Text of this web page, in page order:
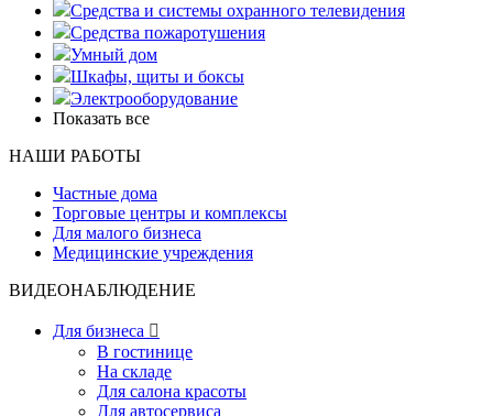
Средства и системы охранного телевидения
Средства пожаротушения
Умный дом
Шкафы, щиты и боксы
Электрооборудование
Показать все
НАШИ РАБОТЫ
Частные дома
Торговые центры и комплексы
Для малого бизнеса
Медицинские учреждения
ВИДЕОНАБЛЮДЕНИЕ
Для бизнеса 
В гостинице
На складе
Для салона красоты
Для автосервиса